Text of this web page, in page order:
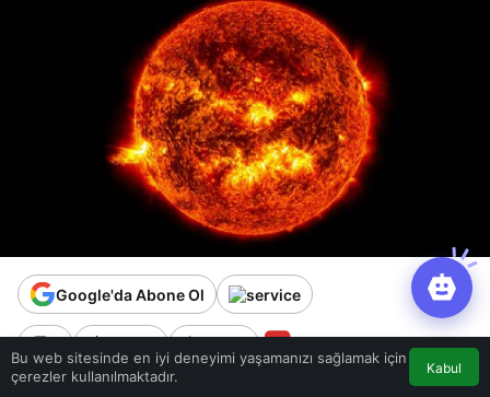
Google'da Abone Ol
Bu web sitesinde en iyi deneyimi yaşamanızı sağlamak için
çerezler kullanılmaktadır.
Kabul